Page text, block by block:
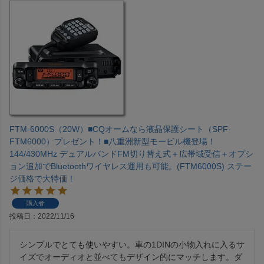
FTM-6000S（20W）■CQオームなら液晶保護シート（SPF-
FTM6000）プレゼント！■八重洲新型モービル機登場！
144/430MHz デュアルバンドFM切り替え式＋広帯域受信＋オプシ
ョン追加でBluetoothワイヤレス運用も可能。(FTM6000S) ステー
ジ価格で大特価！
購入者
投稿日 2022/11/16
シンプルでとても使いやすい。車の1DINの小物入れに入るサ
イズでオーディオと並べてもデザイン的にマッチします。ダ